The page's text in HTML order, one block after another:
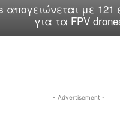
απογειώνεται με 121
για τα FPV
- Advertisement -